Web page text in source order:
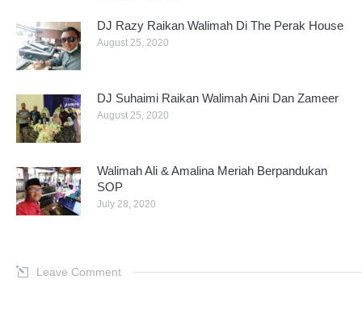
DJ Razy Raikan Walimah Di The Perak House
August 25, 2020
DJ Suhaimi Raikan Walimah Aini Dan Zameer
August 25, 2020
Walimah Ali & Amalina Meriah Berpandukan
SOP
July 28, 2020
Leave Comment